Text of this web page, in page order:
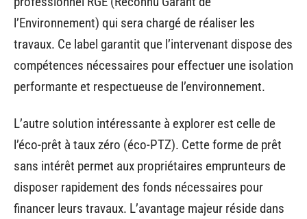
l’Environnement) qui sera chargé de réaliser les
travaux. Ce label garantit que l’intervenant dispose des
compétences nécessaires pour effectuer une isolation
performante et respectueuse de l’environnement.
L’autre solution intéressante à explorer est celle de
l’éco-prêt à taux zéro (éco-PTZ). Cette forme de prêt
sans intérêt permet aux propriétaires emprunteurs de
disposer rapidement des fonds nécessaires pour
financer leurs travaux. L’avantage majeur réside dans